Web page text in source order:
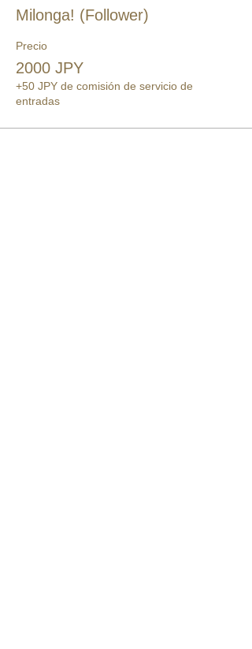
Milonga! (Follower)
Precio
2000 JPY
+50 JPY de comisión de servicio de
entradas